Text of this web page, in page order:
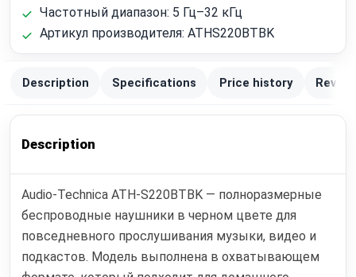
Частотный диапазон: 5 Гц–32 кГц
Артикул производителя: ATHS220BTBK
Description Specifications Price history
Description
Audio-Technica ATH-S220BTBK — полноразмерные
беспроводные наушники в черном цвете для
повседневного прослушивания музыки, видео и
подкастов. Модель выполнена в охватывающем